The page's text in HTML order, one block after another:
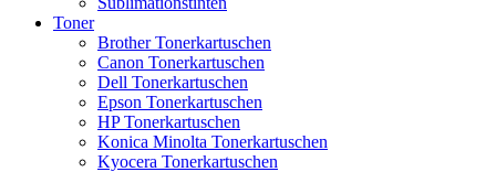
Toner
Brother Tonerkartuschen
Canon Tonerkartuschen
Dell Tonerkartuschen
Epson Tonerkartuschen
HP Tonerkartuschen
Konica Minolta Tonerkartuschen
Kyocera Tonerkartuschen